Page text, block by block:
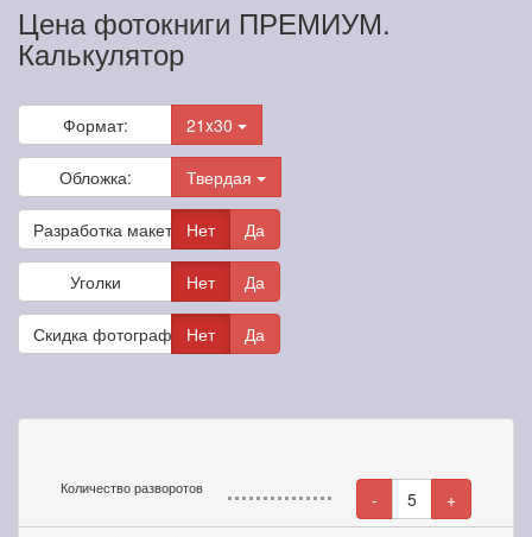
Цена фотокниги ПРЕМИУМ.
Калькулятор
Формат: 21x30
Обложка: Твердая
Разработка макета Нет Да
Уголки Нет Да
Скидка фотографамНет Да
Количество разворотов - 5 +